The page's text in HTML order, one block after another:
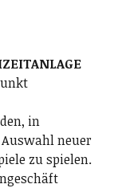
in
neuer
zu spielen.